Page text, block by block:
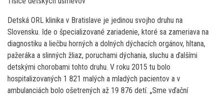
Detská ORL klinika v Bratislave je jedinou svojho druhu na
Slovensku. Ide o špecializované zariadenie, ktoré sa zameriava na
diagnostiku a liečbu horných a dolných dýchacích orgánov, hltana,
pažeráka a slinných žliaz, poruchami dýchania, sluchu a ďalšími
detskými chorobami tohto druhu. V roku 2015 tu bolo
hospitalizovaných 1 821 malých a mladých pacientov a v
ambulanciách bolo ošetrených až 19 876 detí. „Sme vďační